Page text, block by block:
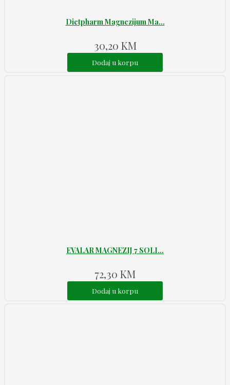
Dietpharm Magnezijum Ma...
30,20 KM
Dodaj u korpu
EVALAR MAGNEZIJ 7 SOLI...
72,30 KM
Dodaj u korpu